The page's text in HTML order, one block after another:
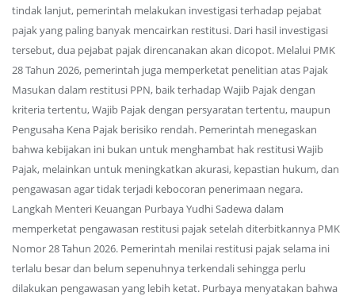
tindak lanjut, pemerintah melakukan investigasi terhadap pejabat
pajak yang paling banyak mencairkan restitusi. Dari hasil investigasi
tersebut, dua pejabat pajak direncanakan akan dicopot. Melalui PMK
28 Tahun 2026, pemerintah juga memperketat penelitian atas Pajak
Masukan dalam restitusi PPN, baik terhadap Wajib Pajak dengan
kriteria tertentu, Wajib Pajak dengan persyaratan tertentu, maupun
Pengusaha Kena Pajak berisiko rendah. Pemerintah menegaskan
bahwa kebijakan ini bukan untuk menghambat hak restitusi Wajib
Pajak, melainkan untuk meningkatkan akurasi, kepastian hukum, dan
pengawasan agar tidak terjadi kebocoran penerimaan negara.
Langkah Menteri Keuangan Purbaya Yudhi Sadewa dalam
memperketat pengawasan restitusi pajak setelah diterbitkannya PMK
Nomor 28 Tahun 2026. Pemerintah menilai restitusi pajak selama ini
terlalu besar dan belum sepenuhnya terkendali sehingga perlu
dilakukan pengawasan yang lebih ketat. Purbaya menyatakan bahwa